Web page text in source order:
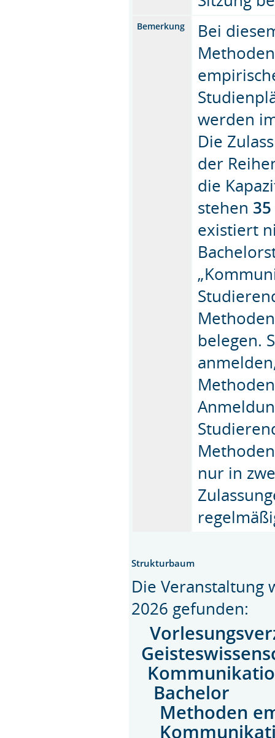
Bemerkung
Bei
werden
Die
der
die
stehen
existiert
belegen.
nur in
Strukturbaum
Die Veranstaltung
2026 gefunden:
Bachelor
Methoden